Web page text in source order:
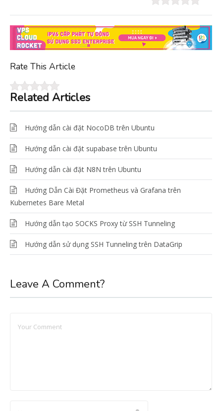
Rate This Article
Related Articles
Hướng dẫn cài đặt NocoDB trên Ubuntu
Hướng dẫn cài đặt supabase trên Ubuntu
Hướng dẫn cài đặt N8N trên Ubuntu
Hướng Dẫn Cài Đặt Prometheus và Grafana trên
Kubernetes Bare Metal
Hướng dẫn tạo SOCKS Proxy từ SSH Tunneling
Hướng dẫn sử dụng SSH Tunneling trên DataGrip
Leave A Comment?